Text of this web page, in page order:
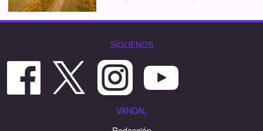
SÍGUENOS
VANDAL